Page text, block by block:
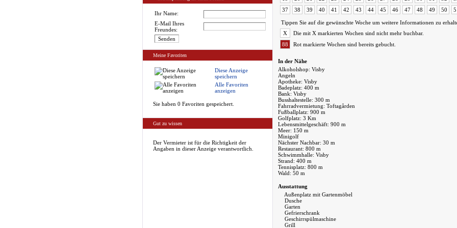
Ihr Name:
E-Mail Ihres
Freundes:
Meine Favoriten
Diese Anzeige
speichern
Alle Favoriten
anzeigen
Sie haben 0 Favoriten gespeichert.
Gut zu wissen
Der Vermieter ist für die Richtigkeit der
Angaben in dieser Anzeige verantwortlich.
37
38 39 40 41 42 43 44 45 46 47 48 49 50
Tippen Sie auf die gewünschte Woche um weitere Informationen zu
X
Die mit X markierten Wochen sind nicht mehr buchbar.
88
Rot markierte Wochen sind bereits gebucht.
In der Nähe
Alkoholshop: Visby
Angeln
Apotheke: Visby
Badeplatz: 400 m
Bank: Visby
Busshaltestelle: 300 m
Fahrradvermietung: Toftagården
Fußballplatz: 900 m
Golfplatz: 3 Km
Lebensmittelgeschäft: 900 m
Meer: 150 m
Minigolf
Nächster Nachbar: 30 m
Restaurant: 800 m
Schwimmhalle: Visby
Strand: 400 m
Tennisplatz: 800 m
Wald: 50 m
Ausstattung
Außenplatz mit Gartenmöbel
Dusche
Garten
Gefrierschrank
Geschirrspülmaschine
Grill